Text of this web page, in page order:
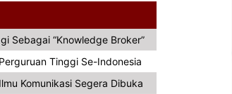
Sebagai “Knowledge Broker”
Tinggi Se-Indonesia
Komunikasi Segera Dibuka